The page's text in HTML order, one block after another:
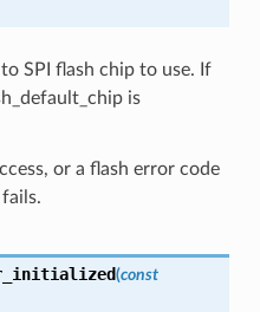
SPI flash chip to use. If
is
or a flash error code
(const